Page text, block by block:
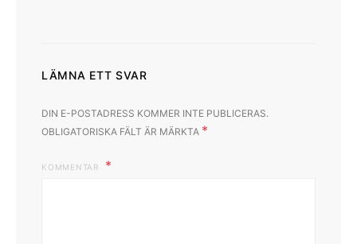
LÄMNA ETT SVAR
DIN E-POSTADRESS KOMMER INTE PUBLICERAS.
OBLIGATORISKA FÄLT ÄR MÄRKTA *
KOMMENTAR